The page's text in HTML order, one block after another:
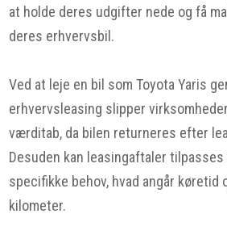
at holde deres udgifter nede og få
deres erhvervsbil.
Ved at leje en bil som Toyota Yaris
erhvervsleasing slipper
værditab, da bilen returneres efter
Desuden kan leasingaftaler
specifikke behov, hvad angår køretid
kilometer.